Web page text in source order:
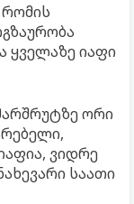
რომის
ყველაზე იაფი
ორი
ვიდრე
საათი